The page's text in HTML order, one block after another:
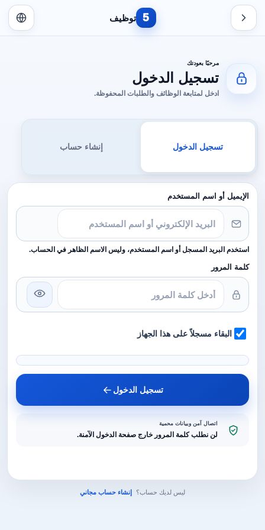
5 توظيف
مرحبًا بعودتك
تسجيل الدخول
ادخل لمتابعة الوظائف والطلبات المحفوظة.
تسجيل الدخول إنشاء حساب
الإيميل أو اسم المستخدم
استخدم البريد المسجل أو اسم المستخدم، وليس الاسم الظاهر في الحساب.
كلمة المرور
البقاء مسجلاً على هذا الجهاز
تسجيل الدخول
اتصال آمن وبيانات محمية
لن نطلب كلمة المرور خارج صفحة الدخول الآمنة.
ليس لديك حساب؟ إنشاء حساب مجاني